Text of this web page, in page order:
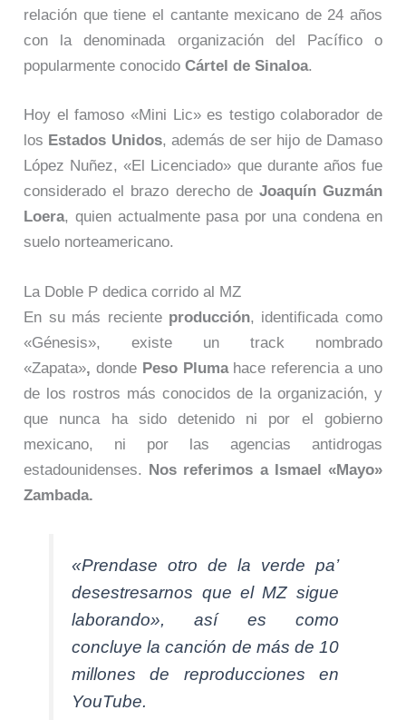
relación que tiene el cantante mexicano de 24 años
con la denominada organización del Pacífico o
popularmente conocidoCártel de Sinaloa.
Hoy el famoso «Mini Lic» es testigo colaborador de
los Estados Unidos, además de ser hijo de Damaso
López Nuñez, «El Licenciado» que durante años fue
considerado el brazo derecho de Joaquín Guzmán
Loera, quien actualmente pasa por una condena en
suelo norteamericano.
La Doble P dedica corrido al MZ
En su más reciente producción, identificada como
«Génesis», existe un track nombrado
«Zapata», donde Peso Plumahace referencia a uno
de los rostros más conocidos de la organización, y
que nunca ha sido detenido ni por el gobierno
mexicano, ni por las agencias antidrogas
estadounidenses. Nos referimos a Ismael «Mayo»
Zambada.
«Prendase otro de la verde pa’
desestresarnos que el MZ sigue
laborando», así es como
concluye la canción de más de 10
millones de reproducciones en
YouTube.